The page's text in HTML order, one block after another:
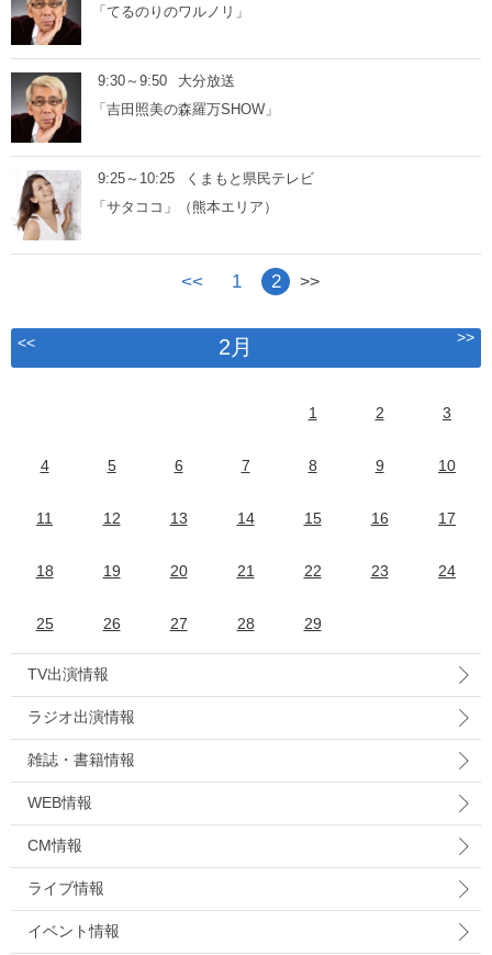
「てるのりのワルノリ」
9:30～9:50
大分放送
「吉田照美の森羅万SHOW」
9:25～10:25
くまもと県民テレビ
「サタココ」（熊本エリア）
<< 1 2 >>
<< 2月 >>
1 2 3
4 5 6 7 8 9 10
11 12 13 14 15 16 17
18 19 20 21 22 23 24
25 26 27 28 29
TV出演情報
ラジオ出演情報
雑誌・書籍情報
WEB情報
CM情報
ライブ情報
イベント情報